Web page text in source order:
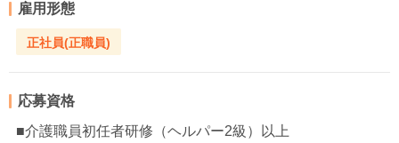
雇用形態
正社員(正職員)
応募資格
■介護職員初任者研修（ヘルパー2級）以上